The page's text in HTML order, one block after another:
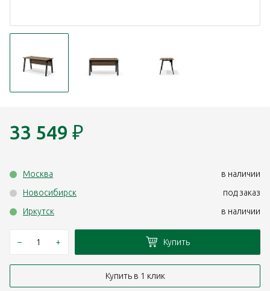
33 549 ₽
Москва
в наличии
Новосибирск
под заказ
Иркутск
в наличии
– + Купить
Купить в 1 клик